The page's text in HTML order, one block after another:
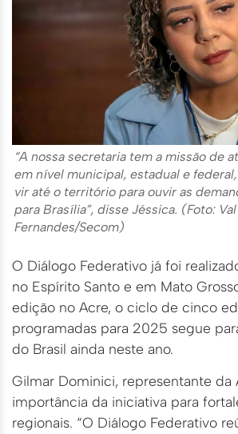
“A nossa secretaria tem a missão de
em nível municipal, estadual e
vir até o território para ouvir as
para Brasília”, disse Jéssica. (Foto: Val
Fernandes/Secom)
O Diálogo Federativo já foi
no Espírito Santo e em Mato
edição no Acre, o ciclo de cinco
programadas para 2025 segue
do Brasil ainda neste ano.
Gilmar Dominici, representante da
importância da iniciativa para
regionais. “O Diálogo Federativo